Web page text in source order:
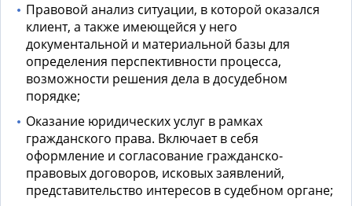
Правовой анализ ситуации, в которой оказался
клиент, а также имеющейся у него
документальной и материальной базы для
определения перспективности процесса,
возможности решения дела в досудебном
порядке;
Оказание юридических услуг в рамках
гражданского права. Включает в себя
оформление и согласование гражданско-
правовых договоров, исковых заявлений,
представительство интересов в судебном органе;